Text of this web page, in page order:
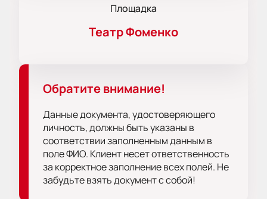
Площадка
Театр Фоменко
Обратите внимание!
Данные документа, удостоверяющего
личность, должны быть указаны в
соответствии заполненным данным в
поле ФИО. Клиент несет ответственность
за корректное заполнение всех полей. Не
забудьте взять документ с собой!